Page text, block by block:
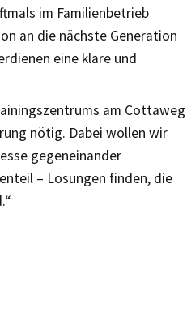
im Familienbetrieb
an die nächste Generation
eine klare und
am Cottaweg
nötig. Dabei wollen wir
gegeneinander
– Lösungen finden, die